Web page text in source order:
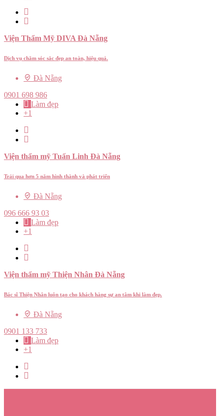
Viện Thẩm Mỹ DIVA Đà Nẵng
Dịch vụ chăm sóc sắc đẹp an toàn, hiệu quả.
Đà Nẵng
0901 698 986
Làm đẹp
+1
Viện thẩm mỹ Tuấn Linh Đà Nẵng
Trải qua hơn 5 năm hình thành và phát triển
Đà Nẵng
096 666 93 03
Làm đẹp
+1
Viện thẩm mỹ Thiện Nhân Đà Nẵng
Bác sĩ Thiện Nhân luôn tạo cho khách hàng sự an tâm khi làm đẹp.
Đà Nẵng
0901 133 733
Làm đẹp
+1